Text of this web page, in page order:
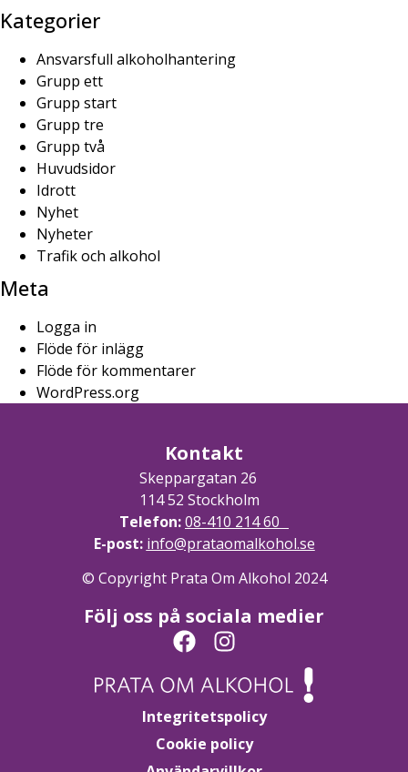
Kategorier
Ansvarsfull alkoholhantering
Grupp ett
Grupp start
Grupp tre
Grupp två
Huvudsidor
Idrott
Nyhet
Nyheter
Trafik och alkohol
Meta
Logga in
Flöde för inlägg
Flöde för kommentarer
WordPress.org
Kontakt
Skeppargatan 26
114 52 Stockholm
Telefon:08-410 214 60
E-post: info@prataomalkohol.se
© Copyright Prata Om Alkohol 2024
Följ oss på sociala medier
Integritetspolicy
Cookie policy